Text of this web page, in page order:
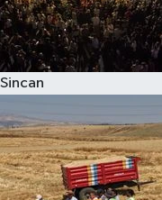
Sincan